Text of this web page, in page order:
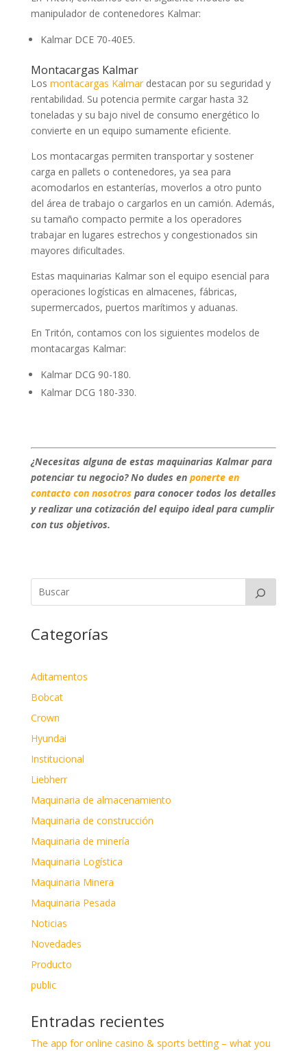
manipulador de contenedores Kalmar:
Kalmar DCE 70-40E5.
Montacargas Kalmar
Los montacargas Kalmardestacan por su seguridad y
rentabilidad. Su potencia permite cargar hasta 32
toneladas y su bajo nivel de consumo energético lo
convierte en un equipo sumamente eficiente.
Los montacargas permiten transportar y sostener
carga en pallets o contenedores, ya sea para
acomodarlos en estanterías, moverlos a otro punto
del área de trabajo o cargarlos en un camión. Además,
su tamaño compacto permite a los operadores
trabajar en lugares estrechos y congestionados sin
mayores dificultades.
Estas maquinarias Kalmar son el equipo esencial para
operaciones logísticas en almacenes, fábricas,
supermercados, puertos marítimos y aduanas.
En Tritón, contamos con los siguientes modelos de
montacargas Kalmar:
Kalmar DCG 90-180.
Kalmar DCG 180-330.
¿Necesitas alguna de estas maquinarias Kalmar para
potenciar tu negocio? No dudes en ponerte en
contacto con nosotrospara conocer todos los detalles
y realizar una cotización del equipo ideal para cumplir
con tus objetivos.
Categorías
Aditamentos
Bobcat
Crown
Hyundai
Institucional
Liebherr
Maquinaria de almacenamiento
Maquinaria de construcción
Maquinaria de minería
Maquinaria Logística
Maquinaria Minera
Maquinaria Pesada
Noticias
Novedades
Producto
public
Entradas recientes
The app for online casino & sports betting – what you